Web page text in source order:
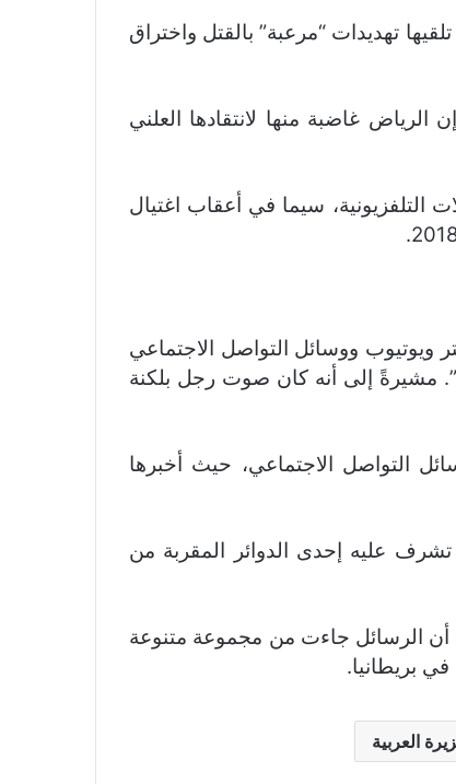
تهديدات “مرعبة” بالقتل واختراق
الدولي، إن الرياض غاضبة منها لانتقادها العلني
سيما في أعقاب اغتيال
مواقع الويب وتويتر ويوتيوب ووسائل التواصل الاجتماعي
مشيرةً إلى أنه كان صوت رجل بلكنة
تهديدات بالقتل عبر وسائل التواصل الاجتماعي، حيث أخبرها
عليه إحدى الدوائر المقربة من
أن الرسائل جاءت من مجموعة متنوعة
العربية